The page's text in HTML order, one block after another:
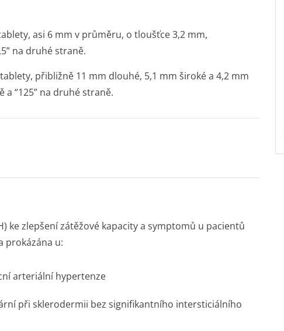
asi 6 mm v průměru, o tloušťce 3,2 mm,
na druhé straně.
přibližně 11 mm dlouhé, 5,1 mm široké a 4,2 mm
a “125” na druhé straně.
ke zlepšení zátěžové kapacity a symptomů u pacientů
prokázána u:
arteriální hypertenze
při sklerodermii bez signifikantního intersticiálního